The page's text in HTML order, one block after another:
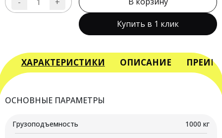
Количество
Электропогрузчик
ERM10
mini
li-
Купить в 1 клик
ХАРАКТЕРИСТИКИ ОПИСАНИЕ
ОСНОВНЫЕ ПАРАМЕТРЫ
Грузоподъемность 1000 кг